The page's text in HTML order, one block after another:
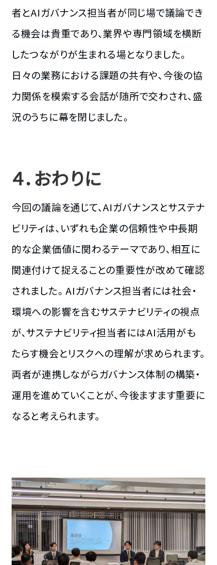
者とAIガバナンス担当者が同じ場で議論でき
る機会は貴重であり、業界や専門領域を横断
したつながりが生まれる場となりました。
日々の業務における課題の共有や、今後の協
力関係を模索する会話が随所で交わされ、盛
況のうちに幕を閉じました。
４．おわりに
今回の議論を通じて、AIガバナンスとサステナ
ビリティは、いずれも企業の信頼性や中長期
的な企業価値に関わるテーマであり、相互に
関連付けて捉えることの重要性が改めて確認
されました。 AIガバナンス担当者には社会・
環境への影響を含むサステナビリティの視点
が、サステナビリティ担当者にはAI活用がも
たらす機会とリスクへの理解が求められます。
両者が連携しながらガバナンス体制の構築・
運用を進めていくことが、今後ますます重要に
なると考えられます。